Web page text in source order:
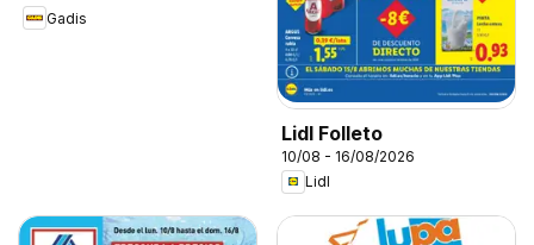
Gadis
Lidl Folleto
10/08 - 16/08/2026
Lidl